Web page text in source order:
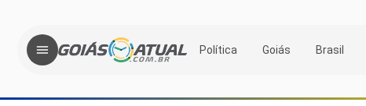
Política Goiás Brasil